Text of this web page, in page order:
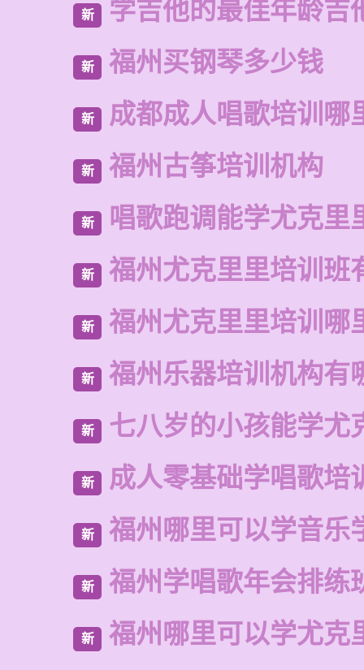
新 学吉他的最佳年龄吉
新 福州买钢琴多少钱
新 成都成人唱歌培训哪
新 福州古筝培训机构
新 唱歌跑调能学尤克里
新 福州尤克里里培训班
新 福州尤克里里培训哪
新 福州乐器培训机构有
新 七八岁的小孩能学尤
新 成人零基础学唱歌培
新 福州哪里可以学音乐
新 福州学唱歌年会排练
新 福州哪里可以学尤克